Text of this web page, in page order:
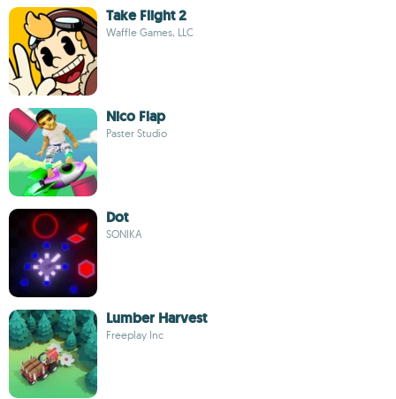
Take Flight 2
Waffle Games, LLC
Nico Flap
Paster Studio
Dot
SONIKA
Lumber Harvest
Freeplay Inc